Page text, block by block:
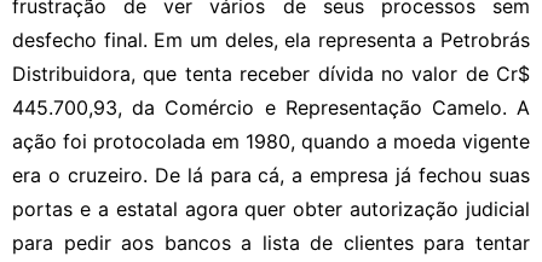
frustração de ver vários de seus processos sem
desfecho final. Em um deles, ela representa a Petrobrás
Distribuidora, que tenta receber dívida no valor de Cr$
445.700,93, da Comércio e Representação Camelo. A
ação foi protocolada em 1980, quando a moeda vigente
era o cruzeiro. De lá para cá, a empresa já fechou suas
portas e a estatal agora quer obter autorização judicial
para pedir aos bancos a lista de clientes para tentar